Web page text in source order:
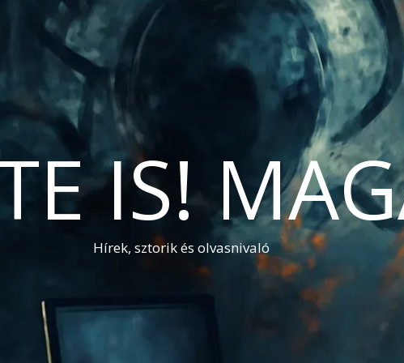
IS!
Hírek, sztorik és olvasnivaló